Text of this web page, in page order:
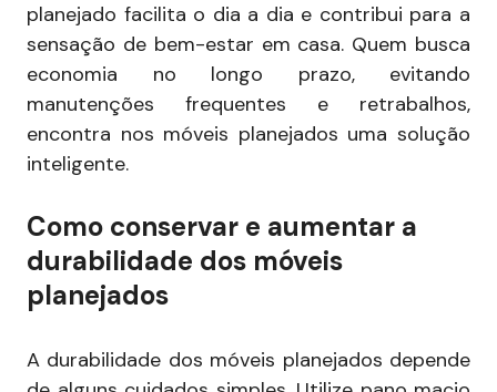
planejado facilita o dia a dia e contribui para a
sensação de bem-estar em casa. Quem busca
economia no longo prazo, evitando
manutenções frequentes e retrabalhos,
encontra nos móveis planejados uma solução
inteligente.
Como conservar e aumentar a
durabilidade dos móveis
planejados
A durabilidade dos móveis planejados depende